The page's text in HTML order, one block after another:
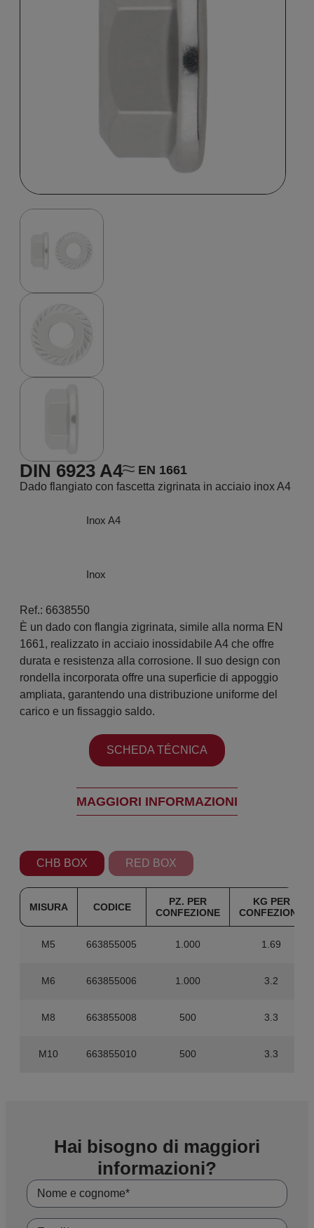
DIN 6923 A4 EN 1661
Dado flangiato con fascetta zigrinata in acciaio inox A4
Inox A4
Inox
Ref.: 6638550
È un dado con flangia zigrinata, simile alla norma EN
1661, realizzato in acciaio inossidabile A4 che offre
durata e resistenza alla corrosione. Il suo design con
rondella incorporata offre una superficie di appoggio
ampliata, garantendo una distribuzione uniforme del
carico e un fissaggio saldo.
SCHEDA TÉCNICA
MAGGIORI INFORMAZIONI
CHB BOX RED BOX
MISURA CODICE
PZ. PER
CONFEZIONE
KG PER
CONFEZIONE
M5 663855005 1.000 1.69
M6 663855006 1.000 3.2
M8 663855008 500 3.3
M10 663855010 500 3.3
Hai bisogno di maggiori
informazioni?